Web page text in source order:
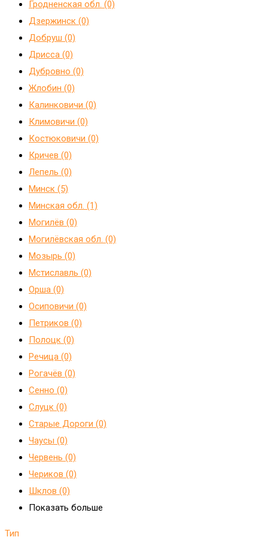
Гродненская обл. (0)
Дзержинск (0)
Добруш (0)
Дрисса (0)
Дубровно (0)
Жлобин (0)
Калинковичи (0)
Климовичи (0)
Костюковичи (0)
Кричев (0)
Лепель (0)
Минск (5)
Минская обл. (1)
Могилёв (0)
Могилёвская обл. (0)
Мозырь (0)
Мстиславль (0)
Орша (0)
Осиповичи (0)
Петриков (0)
Полоцк (0)
Речица (0)
Рогачёв (0)
Сенно (0)
Слуцк (0)
Старые Дороги (0)
Чаусы (0)
Червень (0)
Чериков (0)
Шклов (0)
Показать больше
Тип